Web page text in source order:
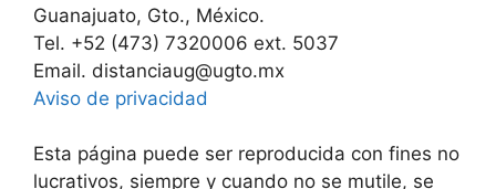
Guanajuato, Gto., México.
Tel. +52 (473) 7320006 ext. 5037
Email. distanciaug@ugto.mx
Aviso de privacidad
Esta página puede ser reproducida con fines no
lucrativos, siempre y cuando no se mutile, se